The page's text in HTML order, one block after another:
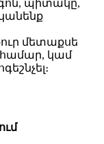
պիտակը,
մետաքսե
կամ